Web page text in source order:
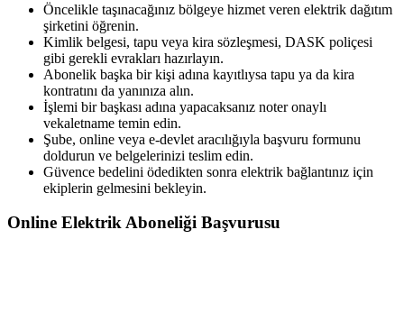
Öncelikle taşınacağınız bölgeye hizmet veren elektrik dağıtım
şirketini öğrenin.
Kimlik belgesi, tapu veya kira sözleşmesi, DASK poliçesi
gibi gerekli evrakları hazırlayın.
Abonelik başka bir kişi adına kayıtlıysa tapu ya da kira
kontratını da yanınıza alın.
İşlemi bir başkası adına yapacaksanız noter onaylı
vekaletname temin edin.
Şube, online veya e-devlet aracılığıyla başvuru formunu
doldurun ve belgelerinizi teslim edin.
Güvence bedelini ödedikten sonra elektrik bağlantınız için
ekiplerin gelmesini bekleyin.
Online Elektrik Aboneliği Başvurusu